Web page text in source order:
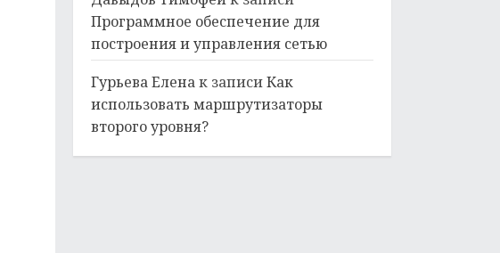
Программное обеспечение для
построения и управления сетью
Гурьева Еленак записиКак
использовать маршрутизаторы
второго уровня?